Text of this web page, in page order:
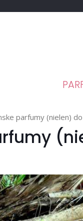
parfumy (nielen)